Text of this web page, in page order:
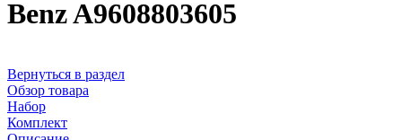
Benz A9608803605
Вернуться в раздел
Обзор товара
Набор
Комплект